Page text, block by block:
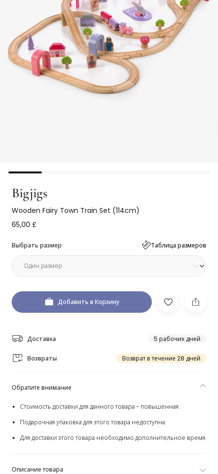
Bigjigs
Wooden Fairy Town Train Set (114cm)
65,00 £
Выбрать размер Таблица размеров
Добавить в Корзину
Доставка 5 рабочих дней
Возвраты Возврат в течение 28 дней
Обратите внимание
Стоимость доставки для данного товара - повышенная.
Подарочная упаковка для этого товара недоступна.
Для доставки этого товара необходимо дополнительное время.
Описание товара